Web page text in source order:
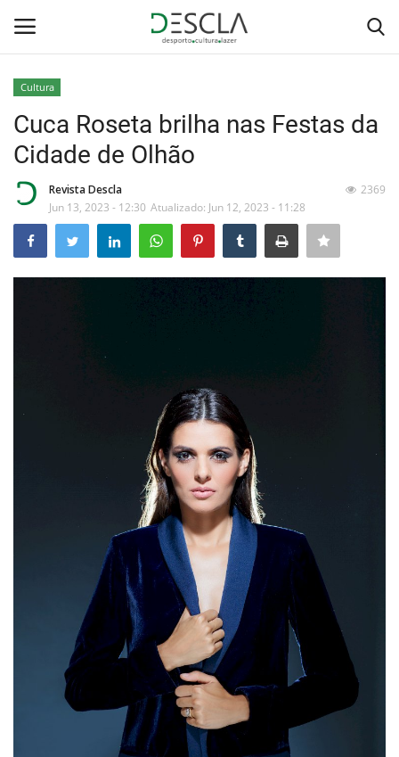
Home
...by Descla
Desporto
Ambiente
Cultura
Cuca Roseta brilha nas Festas da
Cidade de Olhão
Revista Descla
Jun 13, 2023 - 12:30 Atualizado: Jun 12, 2023 - 11:28
2369